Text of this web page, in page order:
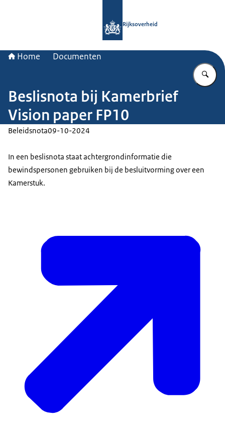
Rijksoverheid
Home Documenten
Beslisnota bij Kamerbrief
Vision paper FP10
Beleidsnota09-10-2024
In een beslisnota staat achtergrondinformatie die
bewindspersonen gebruiken bij de besluitvorming over een
Kamerstuk.